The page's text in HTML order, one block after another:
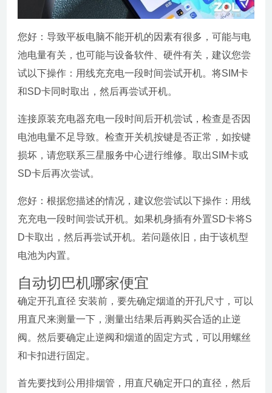
您好：导致平板电脑不能开机的因素有很多，可能与电
池电量有关，也可能与设备软件、硬件有关，建议您尝
试以下操作：用线充充电一段时间尝试开机。将SIM卡
和SD卡同时取出，然后再尝试开机。
连接原装充电器充电一段时间后开机尝试，检查是否因
电池电量不足导致。检查开关机按键是否正常，如按键
损坏，请您联系三星服务中心进行维修。取出SIM卡或
SD卡后再次尝试。
您好：根据您描述的情况，建议您尝试以下操作：用线
充充电一段时间尝试开机。如果机身插有外置SD卡将S
D卡取出，然后再尝试开机。若问题依旧，由于该机型
电池为内置。
自动切巴机哪家便宜
确定开孔直径 安装前，要先确定烟道的开孔尺寸，可以
用直尺来测量一下，测量出结果后再购买合适的止逆
阀。然后要确定止逆阀和烟道的固定方式，可以用螺丝
和卡扣进行固定。
首先要找到公用排烟管，用直尺确定开口的直径，然后